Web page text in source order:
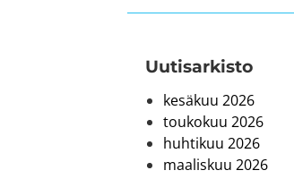
Uutis­arkisto
kesäkuu 2026
toukokuu 2026
huhtikuu 2026
maaliskuu 2026